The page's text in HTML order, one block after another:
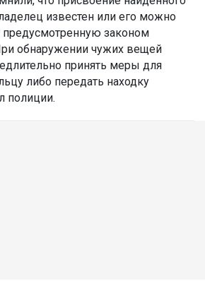
известен или его можно
предусмотренную законом
обнаружении чужих вещей
принять меры для
либо передать находку
полиции.